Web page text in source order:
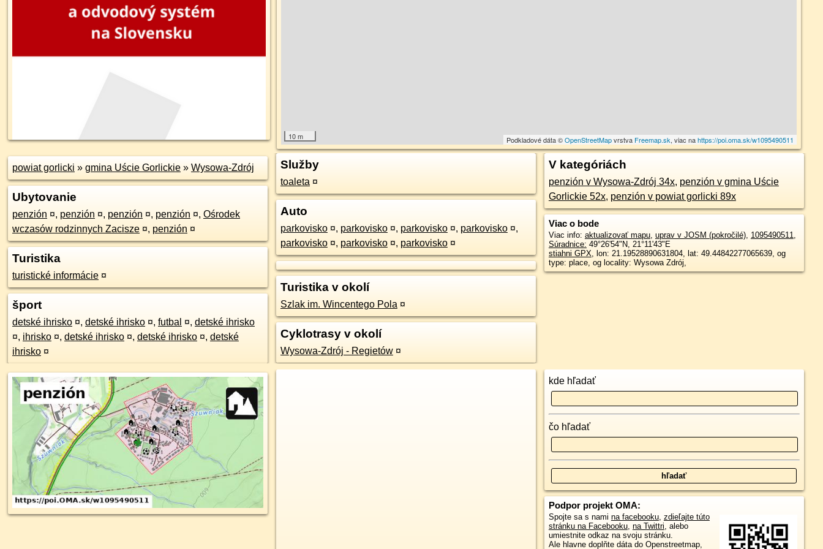
10 m Podkladové dáta ©OpenStreetMapvrstva Freemap.sk, viac nahttps://poi.oma.sk/w1095490511
powiat gorlicki » gmina Uście Gorlickie » Wysowa-Zdrój
Ubytovanie
penzión ¤, penzión ¤, penzión ¤, penzión ¤, Ośrodek
wczasów rodzinnych Zacisze ¤, penzión ¤
Turistika
turistické informácie ¤
šport
detské ihrisko ¤, detské ihrisko ¤, futbal ¤, detské ihrisko
¤, ihrisko ¤, detské ihrisko ¤, detské ihrisko ¤, detské
ihrisko ¤
Služby
toaleta ¤
Auto
parkovisko ¤, parkovisko ¤, parkovisko ¤, parkovisko ¤,
parkovisko ¤, parkovisko ¤, parkovisko ¤
Turistika v okolí
Szlak im. Wincentego Pola ¤
Cyklotrasy v okolí
Wysowa-Zdrój - Regietów ¤
V kategóriách
penzión v Wysowa-Zdrój 34x, penzión v gmina Uście
Gorlickie 52x, penzión v powiat gorlicki 89x
Viac o bode
Viac info: aktualizovať mapu, uprav v JOSM (pokročilé), 1095490511,
Súradnice: 49°26'54"N, 21°11'43"E
stiahni GPX, lon: 21.19528890631804, lat: 49.44842277065639, og
type: place, og locality: Wysowa Zdrój,
kde hľadať
čo hľadať
Podpor projekt OMA:
Spojte sa s nami na facebooku, zdieľajte túto
stránku na Facebooku, na Twittri, alebo
umiestnite odkaz na svoju stránku.
Ale hlavne doplňte dáta do Openstreetmap,